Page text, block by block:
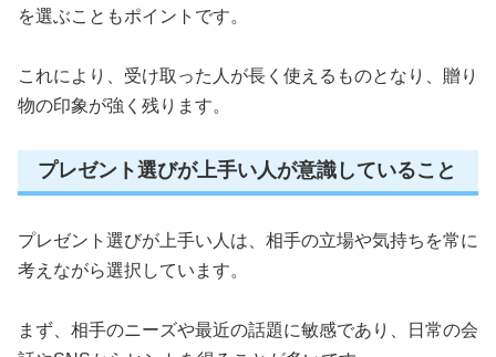
を選ぶこともポイントです。
これにより、受け取った人が長く使えるものとなり、贈り
物の印象が強く残ります。
プレゼント選びが上手い人が意識していること
プレゼント選びが上手い人は、相手の立場や気持ちを常に
考えながら選択しています。
まず、相手のニーズや最近の話題に敏感であり、日常の会